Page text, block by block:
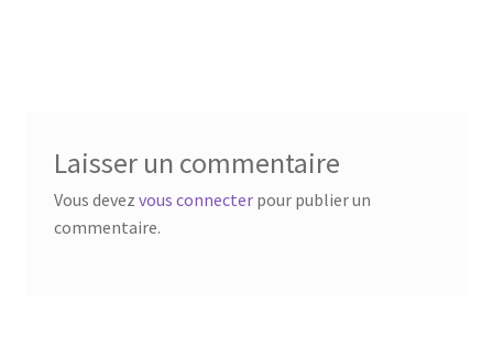
Laisser un commentaire
Vous devez vous connecterpour publier un
commentaire.